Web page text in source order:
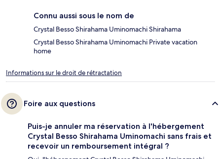
Connu aussi sous le nom de
Crystal Besso Shirahama Uminomachi Shirahama
Crystal Besso Shirahama Uminomachi Private vacation
home
Informations sur le droit de rétractation
Foire aux questions
Puis-je annuler ma réservation à l'hébergement
Crystal Besso Shirahama Uminomachi sans frais et
recevoir un remboursement intégral ?